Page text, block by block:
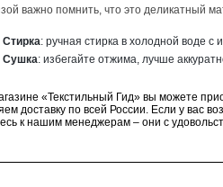
важно помнить, что это деликатный
Стирка: ручная стирка в холодной воде с
Сушка: избегайте отжима, лучше
«Текстильный Гид» вы можете
доставку по всей России. Если у вас
к нашим менеджерам – они с